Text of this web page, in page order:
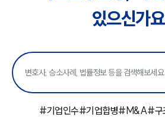
있으신가
#기업인수#기업합병#M&A#구